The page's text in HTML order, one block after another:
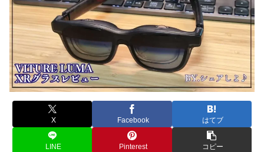
X Facebook はてブ
LINE Pinterest コピー